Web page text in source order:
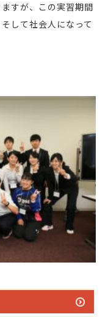
すが、この実習期間
して社会人になって